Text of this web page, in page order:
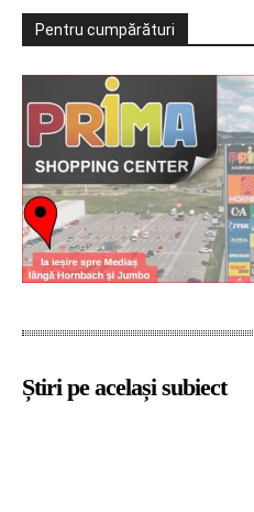
Pentru cumpărături
Știri pe același subiect